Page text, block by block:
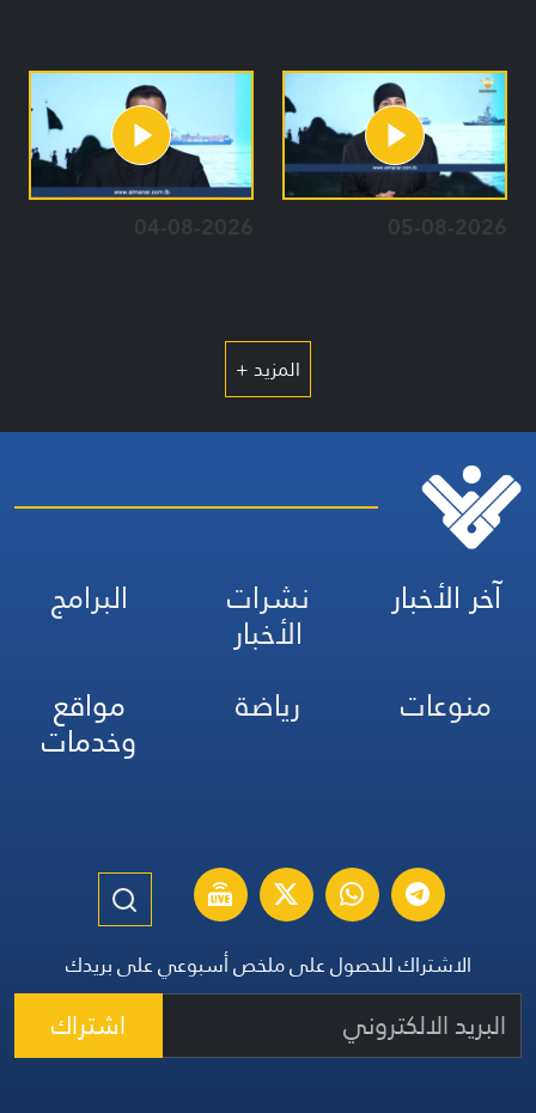
05-08-2026
04-08-2026
المزيد +
آخر الأخبار نشرات
الأخبار
البرامج
منوعات
رياضة مواقع
وخدمات
الاشتراك للحصول على ملخص أسبوعي على بريدك
اشتراك